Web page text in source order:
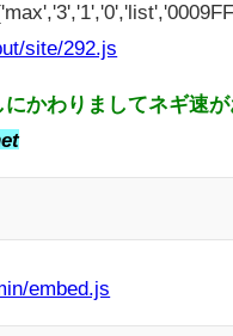
site/292.js
にかわりましてネギ速
embed.js